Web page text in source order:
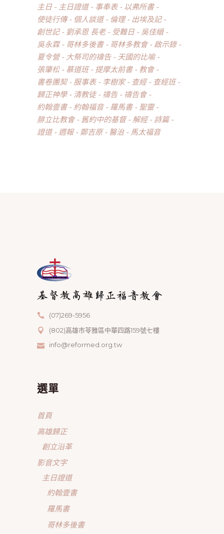
主日 主日證道 事奉表
以弗所書
使徒行傳
個人談道 倫理
出埃及記
創世記
劉承恩 長老 受難日
吳佳縉
吳永霖
哥林多後書 哥林多教會
啟示錄
夏令營
大祭司的禱告
天國的比喻
張肇松
慕道班 提摩太前書
教會
書卷團契
服事表 李樹家 查經
查經班
歸正神學
清教徒 禱告
禱告會
約翰壹書
約翰福音 羅馬書
聖靈
腓立比教會
舊約中的基督 解經
詩篇
證道
週報 鄭吉原 醫治 馬太福音
(07)269-5956
(802)高雄市苓雅區中華四路159號七樓
info@reformed.org.tw
選單
首頁
高雄歸正
創立沿革
影音文字
主日證道
約翰壹書
羅馬書
哥林多後書